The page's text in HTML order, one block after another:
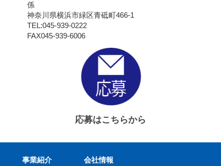
係
神奈川県横浜市緑区青砥町466-1
TEL:045-939-0222
FAX045-939-6006
応募はこちらから
事業紹介 会社情報